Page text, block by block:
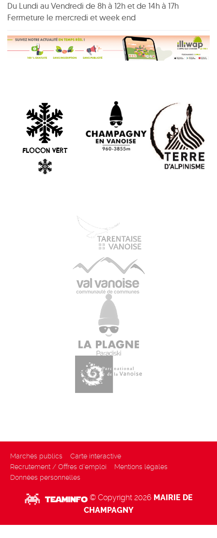
Du Lundi au Vendredi de 8h à 12h et de 14h à 17h
Fermeture le mercredi et week end
Marchés publics
Carte interactive
Recrutement / Offres d'emploi
Mentions légales
Données personnelles
© Copyright 2026 MAIRIE DE
CHAMPAGNY